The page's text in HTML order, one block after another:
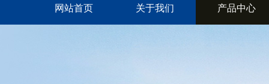
网站首页 关于我们 产品中心